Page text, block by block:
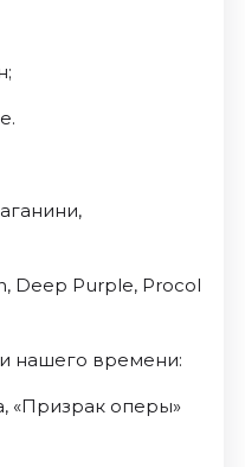
Deep Purple, Procol
нашего времени:
«Призрак оперы»